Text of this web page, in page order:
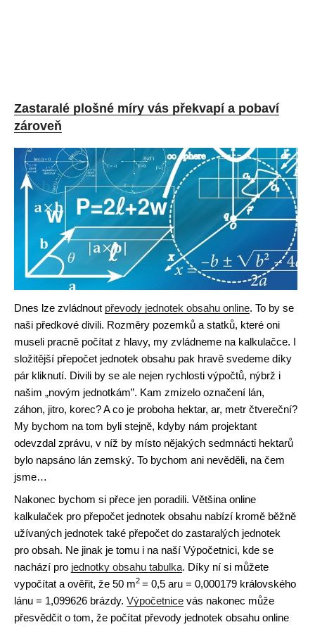
Zastaralé plošné míry vás překvapí a pobaví
zároveň
Dnes lze zvládnout převody jednotek obsahu online. To by se
naši předkové divili. Rozměry pozemků a statků, které oni
museli pracně počítat z hlavy, my zvládneme na kalkulačce. I
složitější přepočet jednotek obsahu pak hravě svedeme díky
pár kliknutí. Divili by se ale nejen rychlosti výpočtů, nýbrž i
našim „novým jednotkám”. Kam zmizelo označení lán,
záhon, jitro, korec? A co je proboha hektar, ar, metr čtvereční?
My bychom na tom byli stejně, kdyby nám projektant
odevzdal zprávu, v níž by místo nějakých sedmnácti hektarů
bylo napsáno lán zemský. To bychom ani nevěděli, na čem
jsme…
Nakonec bychom si přece jen poradili. Většina online
kalkulaček pro přepočet jednotek obsahu nabízí kromě běžně
užívaných jednotek také přepočet do zastaralých jednotek
pro obsah. Ne jinak je tomu i na naší Výpočetnici, kde se
nachází pro jednotky obsahu tabulka. Díky ní si můžete
vypočítat a ověřit, že 50 m2 = 0,5 aru = 0,000179 královského
lánu = 1,099626 brázdy. Výpočetnice vás nakonec může
přesvědčit o tom, že počítat převody jednotek obsahu online